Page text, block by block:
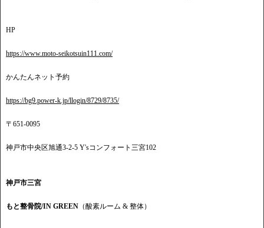
HP
https://www.moto-seikotsuin111.com/
かんたんネット予約
https://bg9.power-k.jp/llogin/8729/8735/
〒651-0095
神戸市中央区旭通3-2-5 Y'sコンフォート三宮102
神戸市三宮
もと整骨院/IN GREEN （酸素ルーム & 整体）